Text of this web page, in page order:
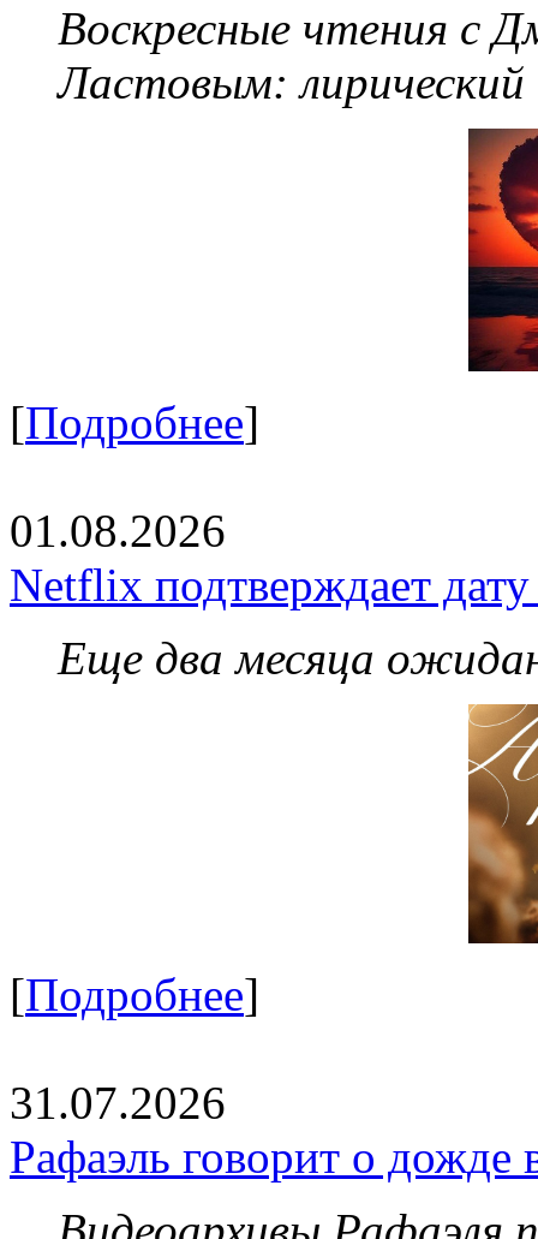
Воскресные чтения с
Ластовым:
[Подробнее]
01.08.2026
Netflix подтверждает
Еще два месяца
[Подробнее]
31.07.2026
Рафаэль говорит о дожде